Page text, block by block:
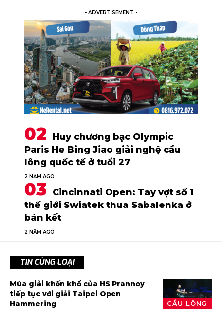
- ADVERTISEMENT -
Huy chương bạc Olympic
Paris He Bing Jiao giải nghệ cầu
lông quốc tế ở tuổi 27
2 NĂM AGO
Cincinnati Open: Tay vợt số 1
thế giới Swiatek thua Sabalenka ở
bán kết
2 NĂM AGO
TIN CÙNG LOẠI
CẦU LÔNG
Mùa giải khốn khổ của HS Prannoy
tiếp tục với giải Taipei Open
Hammering